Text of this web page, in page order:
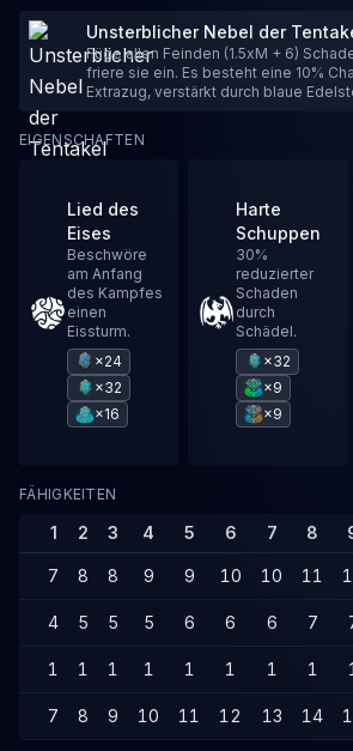
Unsterblicher Nebel der
Füge allen Feinden (1.5xM + 6)
friere sie ein. Es besteht eine 10%
Extrazug, verstärkt durch blaue
EIGENSCHAFTEN
Lied des
Eises
Beschwöre
am Anfang
des Kampfes
einen
Eissturm.
×24
×32
×16
Harte
Schuppen
30%
reduzierter
Schaden
durch
Schädel.
×32
×9
×9
FÄHIGKEITEN
1 2 3 4 5 6 7 8
7 8 8 9 9 10 10 11
4 5 5 5 6 6 6 7
1 1 1 1 1 1 1 1
7 8 9 10 11 12 13 14